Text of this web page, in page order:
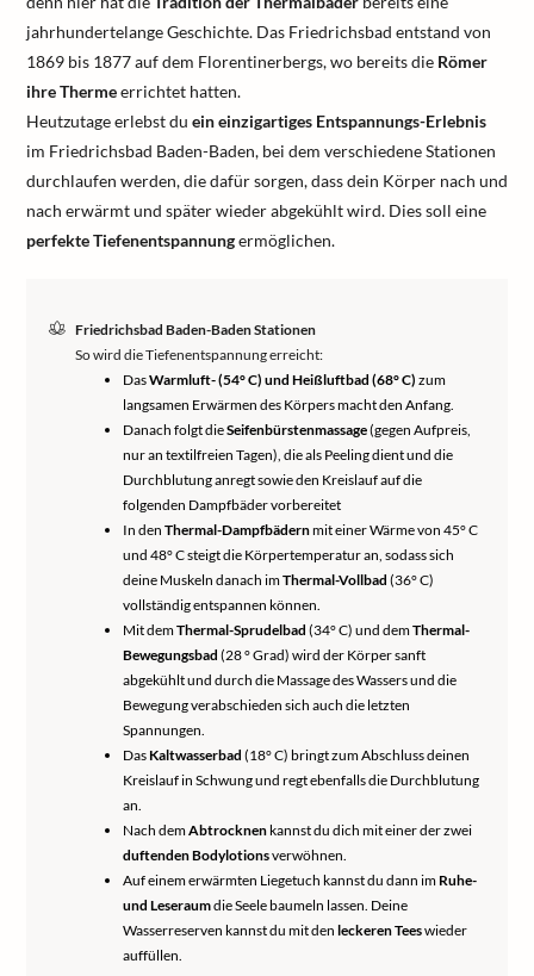
jahrhundertelange Geschichte. Das Friedrichsbad entstand von
1869 bis 1877 auf dem Florentinerbergs, wo bereits die Römer
ihre Thermeerrichtet hatten.
Heutzutage erlebst du ein einzigartiges Entspannungs-Erlebnis
im Friedrichsbad Baden-Baden, bei dem verschiedene Stationen
durchlaufen werden, die dafür sorgen, dass dein Körper nach und
nach erwärmt und später wieder abgekühlt wird. Dies soll eine
perfekte Tiefenentspannungermöglichen.
Friedrichsbad Baden-Baden Stationen
So wird die Tiefenentspannung erreicht:
DasWarmluft- (54° C) und Heißluftbad (68° C) zum
langsamen Erwärmen des Körpers macht den Anfang.
Danach folgt dieSeifenbürstenmassage(gegen Aufpreis,
nur an textilfreien Tagen), die als Peeling dient und die
Durchblutung anregt sowie den Kreislauf auf die
folgenden Dampfbäder vorbereitet
In den Thermal-Dampfbädernmit einer Wärme von 45° C
und 48° C steigt die Körpertemperatur an, sodass sich
deine Muskeln danach imThermal-Vollbad (36° C)
vollständig entspannen können.
Mit demThermal-Sprudelbad (34° C) und demThermal-
Bewegungsbad (28 ° Grad) wird der Körper sanft
abgekühlt und durch die Massage des Wassers und die
Bewegung verabschieden sich auch die letzten
Spannungen.
Das Kaltwasserbad (18° C) bringt zum Abschluss deinen
Kreislauf in Schwung und regt ebenfalls die Durchblutung
an.
Nach demAbtrocknenkannst du dich mit einer der zwei
duftenden Bodylotionsverwöhnen.
Auf einem erwärmten Liegetuch kannst du dann im Ruhe-
und Leseraumdie Seele baumeln lassen. Deine
Wasserreserven kannst du mit den leckeren Teeswieder
auffüllen.